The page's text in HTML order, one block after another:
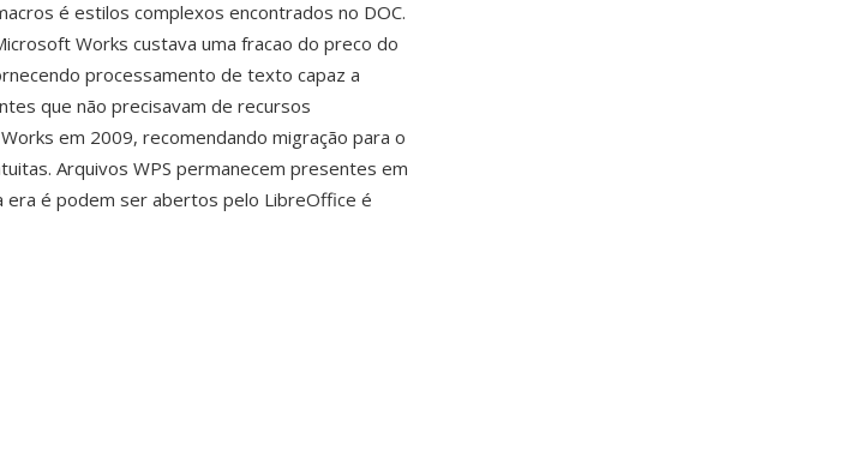
é estilos complexos encontrados no DOC.
Works custava uma fracao do preco do
processamento de texto capaz a
que não precisavam de recursos
em 2009, recomendando migração para o
Arquivos WPS permanecem presentes em
é podem ser abertos pelo LibreOffice é